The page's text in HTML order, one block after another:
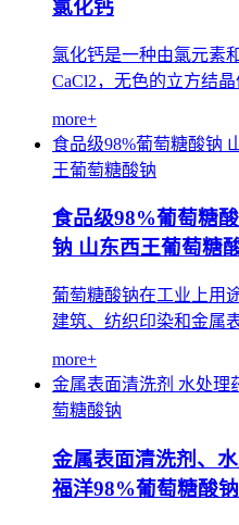
氯化钙
氯化钙是一种由氯元素
CaCl2，无色的立方结
more+
食品级98%葡萄糖酸钠
王葡萄糖酸钠
食品级98%葡萄糖
钠 山东西王葡萄糖
葡萄糖酸钠在工业上用
建筑、纺织印染和金属
more+
金属表面清洗剂 水处理
萄糖酸钠
金属表面清洗剂、
福洋98%葡萄糖酸钠